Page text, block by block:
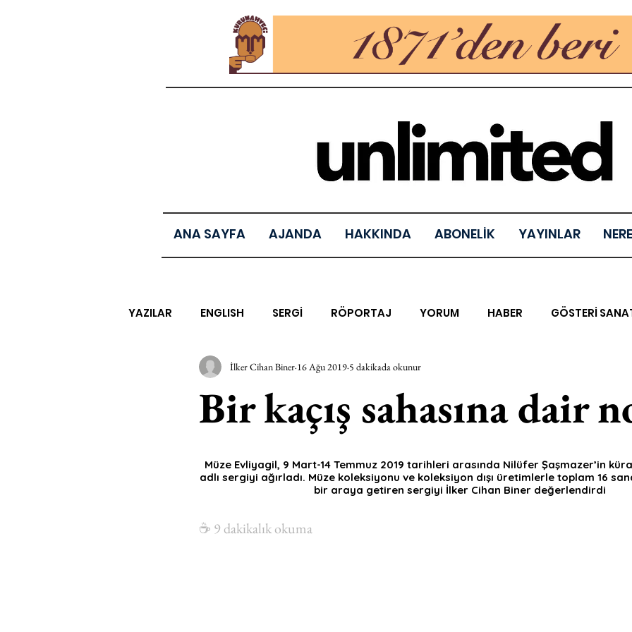
ANA SAYFA AJANDA HAKKINDA ABONELİK YAYINLAR
YAZILAR ENGLISH SERGİ RÖPORTAJ YORUM HABER GÖSTERİ
EDEBİYAT SİNEMA ARAŞTIRMA BİENAL
MÜZİK EGZERSİZLER YEL TOZ PORTRELER ON SORULUK
AK-SAYANLAR #GEÇMİŞTEBUGÜN XXY ODAK: RESİM KIVRIM
AKS-ENDAZ
Bir kaçış sahasına dair
İlker Cihan Biner 16 Ağu 2019 5 dakikada okunur
Müze Evliyagil, 9 Mart-14 Temmuz 2019 tarihleri arasında Nilüfer Şaşmazer’in
adlı sergiyi ağırladı. Müze koleksiyonu ve koleksiyon dışı üretimlerle toplam 16
bir araya getiren sergiyi İlker Cihan Biner değerlendirdi
☕️ 9 dakikalık okuma